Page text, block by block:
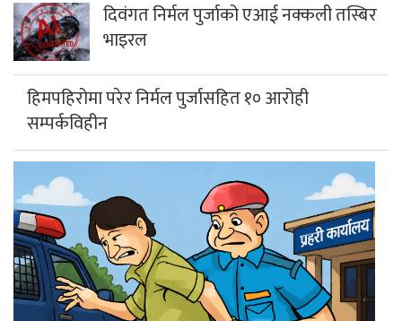
भाइरल
हिमपहिरोमा परेर निर्मल पुर्जासहित १० आरोही
सम्पर्कविहीन